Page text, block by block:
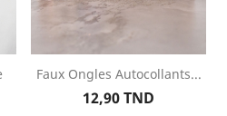
Faux Ongles Autocollants...
Prix
12,90 TND